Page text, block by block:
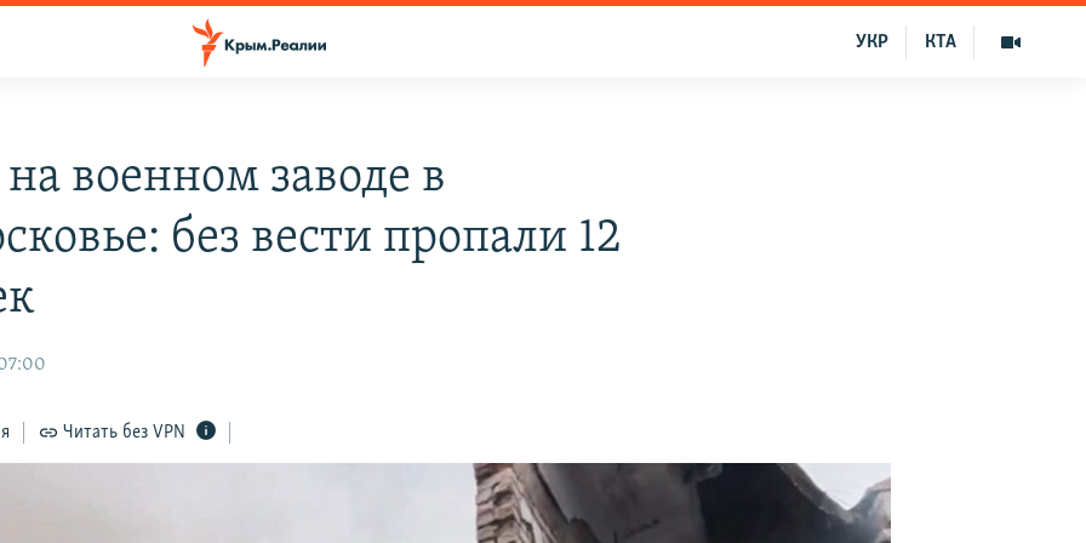
КТА
УКР
военном заводе в
без вести пропали 12
Читать без VPN